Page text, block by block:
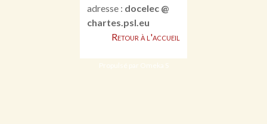
adresse : docelec @
chartes.psl.eu
Retour à l'accueil
Propulsé par Omeka S